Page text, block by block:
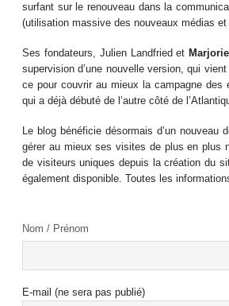
surfant sur le renouveau dans la
(utilisation massive des nouveaux médias et
Ses fondateurs, Julien Landfried et
supervision d’une nouvelle version, qui
ce pour couvrir au mieux la campagne des
qui a déjà débuté de l’autre côté de
Le blog bénéficie désormais d’un nouveau
gérer au mieux ses visites de plus en plus
de visiteurs uniques depuis la création du
également disponible. Toutes les
Nom / Prénom
E-mail (ne sera pas publié)